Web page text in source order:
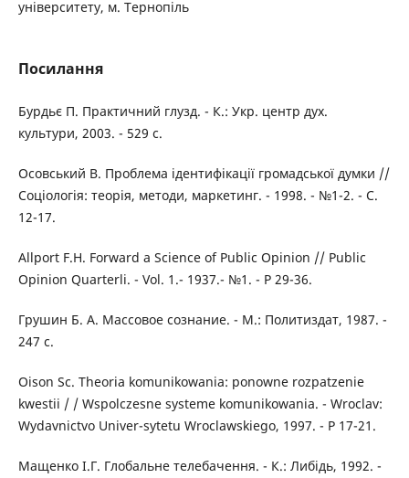
університету, м. Тернопіль
Посилання
Бурдьє П. Практичний глузд. - К.: Укр. центр дух.
культури, 2003. - 529 с.
Осовський В. Проблема ідентифікації громадської думки //
Соціологія: теорія, методи, маркетинг. - 1998. - №1-2. - С.
12-17.
Allport F.H. Forward a Science of Public Opinion // Public
Opinion Quarterli. - Vol. 1.- 1937.- №1. - Р 29-36.
Грушин Б. А. Массовое сознание. - М.: Политиздат, 1987. -
247 с.
Oison Sc. Theoria komunikowania: ponowne rozpatzenie
kwestii / / Wspolczesne systeme komunikowania. - Wroclav:
Wydavnictvo Univer-sytetu Wroclawskiego, 1997. - Р 17-21.
Мащенко І.Г. Глобальне телебачення. - К.: Либідь, 1992. -